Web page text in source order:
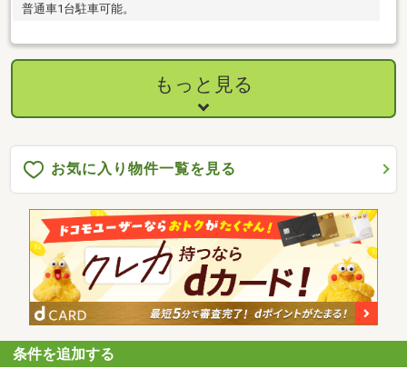
普通車1台駐車可能。
もっと見る
お気に入り物件一覧を見る
条件を追加する